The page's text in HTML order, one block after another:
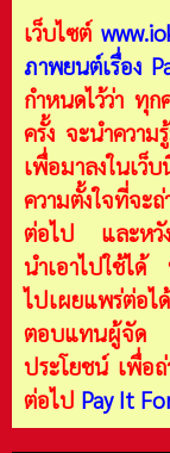
เว็บไซต์
ภาพยนต์เรื่อง
กำหนดไว้ว่า ทุ
ครั้ง จะนำความ
เพื่อมาลงในเว็บ
ความตั้งใจที่จะ
ต่อไป และหวัง
นำเอาไปใช้ได้
ไปเผยแพร่ต่อไ
ตอบแทนผู้จัด
ประโยชน์ เพื่อ
ต่อไป Pay It